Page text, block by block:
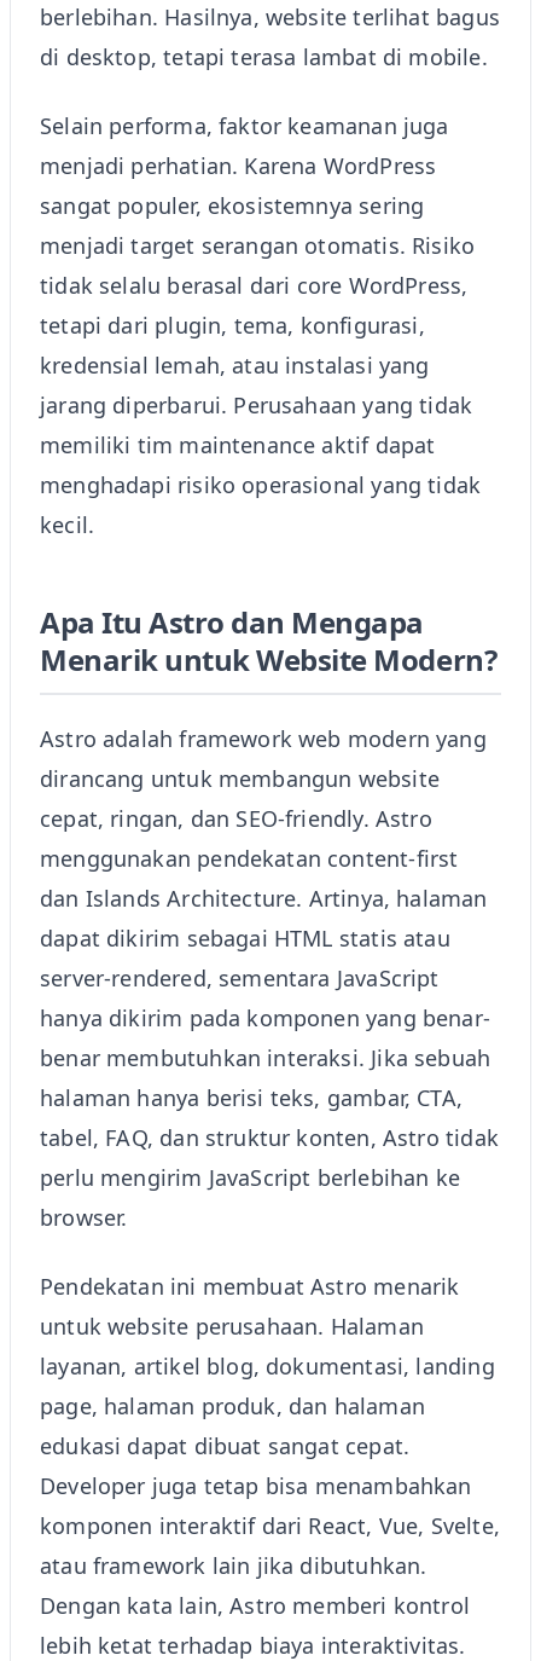
berlebihan. Hasilnya, website terlihat bagus
di desktop, tetapi terasa lambat di mobile.
Selain performa, faktor keamanan juga
menjadi perhatian. Karena WordPress
sangat populer, ekosistemnya sering
menjadi target serangan otomatis. Risiko
tidak selalu berasal dari core WordPress,
tetapi dari plugin, tema, konfigurasi,
kredensial lemah, atau instalasi yang
jarang diperbarui. Perusahaan yang tidak
memiliki tim maintenance aktif dapat
menghadapi risiko operasional yang tidak
kecil.
Apa Itu Astro dan Mengapa
Menarik untuk Website Modern?
Astro adalah framework web modern yang
dirancang untuk membangun website
cepat, ringan, dan SEO-friendly. Astro
menggunakan pendekatan content-first
dan Islands Architecture. Artinya, halaman
dapat dikirim sebagai HTML statis atau
server-rendered, sementara JavaScript
hanya dikirim pada komponen yang benar-
benar membutuhkan interaksi. Jika sebuah
halaman hanya berisi teks, gambar, CTA,
tabel, FAQ, dan struktur konten, Astro tidak
perlu mengirim JavaScript berlebihan ke
browser.
Pendekatan ini membuat Astro menarik
untuk website perusahaan. Halaman
layanan, artikel blog, dokumentasi, landing
page, halaman produk, dan halaman
edukasi dapat dibuat sangat cepat.
Developer juga tetap bisa menambahkan
komponen interaktif dari React, Vue, Svelte,
atau framework lain jika dibutuhkan.
Dengan kata lain, Astro memberi kontrol
lebih ketat terhadap biaya interaktivitas.